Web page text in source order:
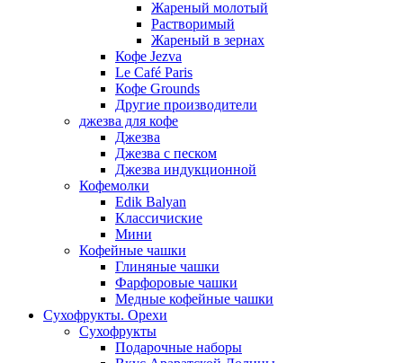
Жареный молотый
Растворимый
Жареный в зернах
Кофе Jezva
Le Café Paris
Кофе Grounds
Другие производители
джезва для кофе
Джезва
Джезва с песком
Джезва индукционной
Кофемолки
Edik Balyan
Классичиские
Мини
Кофейные чашки
Глиняные чашки
Фарфоровые чашки
Медные кофейные чашки
Сухофрукты. Орехи
Сухофрукты
Подарочные наборы